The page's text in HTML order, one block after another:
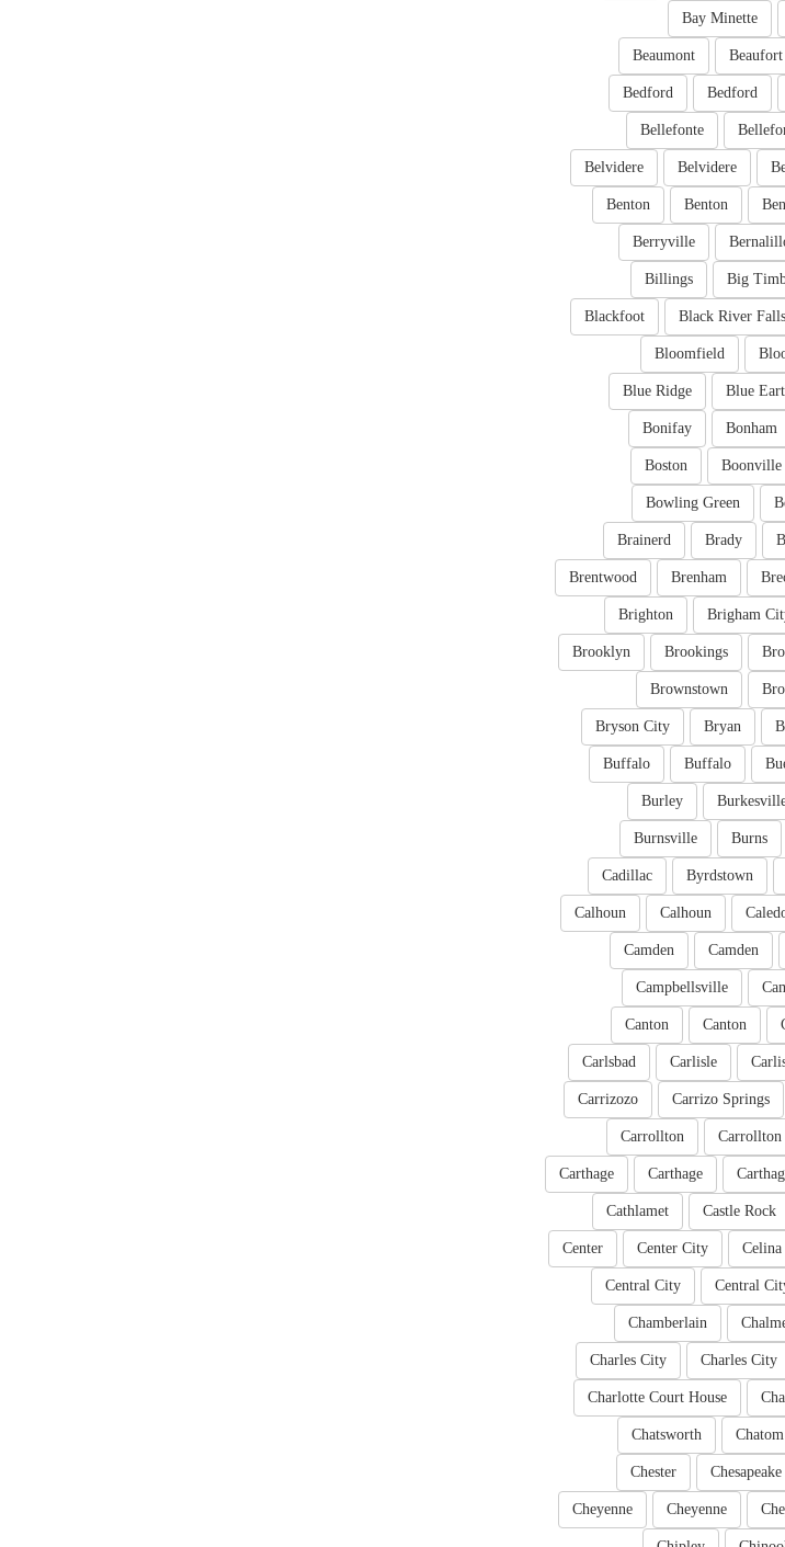
Bay Minette
Beaufort
Beaumont
Bedford
Bedford
Bellefonte
Belvidere
Belvidere
Benton
Benton
Berryville
Big
Billings
Black River Falls
Blackfoot
Bloomfield
Blue
Blue Ridge
Bonham
Bonifay
Boonville
Boston
Bowling Green
Brady
Brainerd
Brenham
Brentwood
Brigham
Brighton
Brookings
Brooklyn
Brownstown
Bryan
Bryson City
Buffalo
Buffalo
Burley
Burns
Burnsville
Byrdstown
Cadillac
Calhoun
Calhoun
Camden
Camden
Campbellsville
Canton
Canton
Carlisle
Carlsbad
Carrizo Springs
Carrizozo
Carrollton
Carrollton
Carthage
Carthage
Castle Rock
Cathlamet
Celina
Center City
Center
Central
Central City
Chamberlain
Charles City
Charles City
Charlotte Court House
Chatom
Chatsworth
Chesapeake
Chester
Cheyenne
Cheyenne